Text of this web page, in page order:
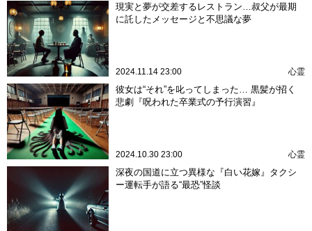
現実と夢が交差するレストラン…叔父が最期
に託したメッセージと不思議な夢
2024.11.14 23:00 心霊
彼女は“それ”を叱ってしまった… 黒髪が招く
悲劇『呪われた卒業式の予行演習』
2024.10.30 23:00 心霊
深夜の国道に立つ異様な『白い花嫁』タクシ
ー運転手が語る“最恐”怪談